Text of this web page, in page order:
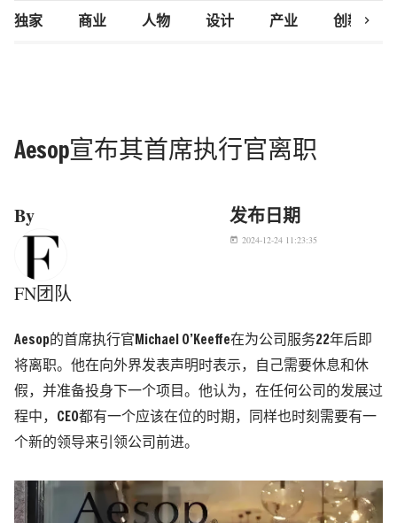
独家 商业 人物 设计 产业 创新研究
chevron_right
Aesop宣布其首席执行官离职
By
FN团队
发布日期
today 2024-12-24 11:23:35
Aesop的首席执行官Michael O’Keeffe在为公司服务22年后即
将离职。他在向外界发表声明时表示，自己需要休息和休
假，并准备投身下一个项目 。 他认为，在任何公司的发展过
程中，CEO都有一个应该在位的时期，同样也时刻需要有一
个新的领导来引领公司前进。